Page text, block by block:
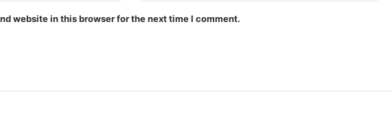
website in this browser for the next time I comment.